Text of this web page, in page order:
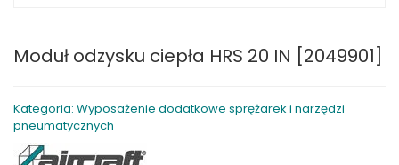
Moduł odzysku ciepła HRS 20 IN [2049901]
Kategoria: Wyposażenie dodatkowe sprężarek i narzędzi
pneumatycznych